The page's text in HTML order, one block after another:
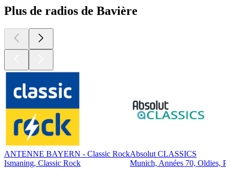
Plus de radios de Bavière
ANTENNE BAYERN - Classic Rock
Ismaning, Classic Rock
Absolut CLASSICS
Munich, Années 70, Oldies,